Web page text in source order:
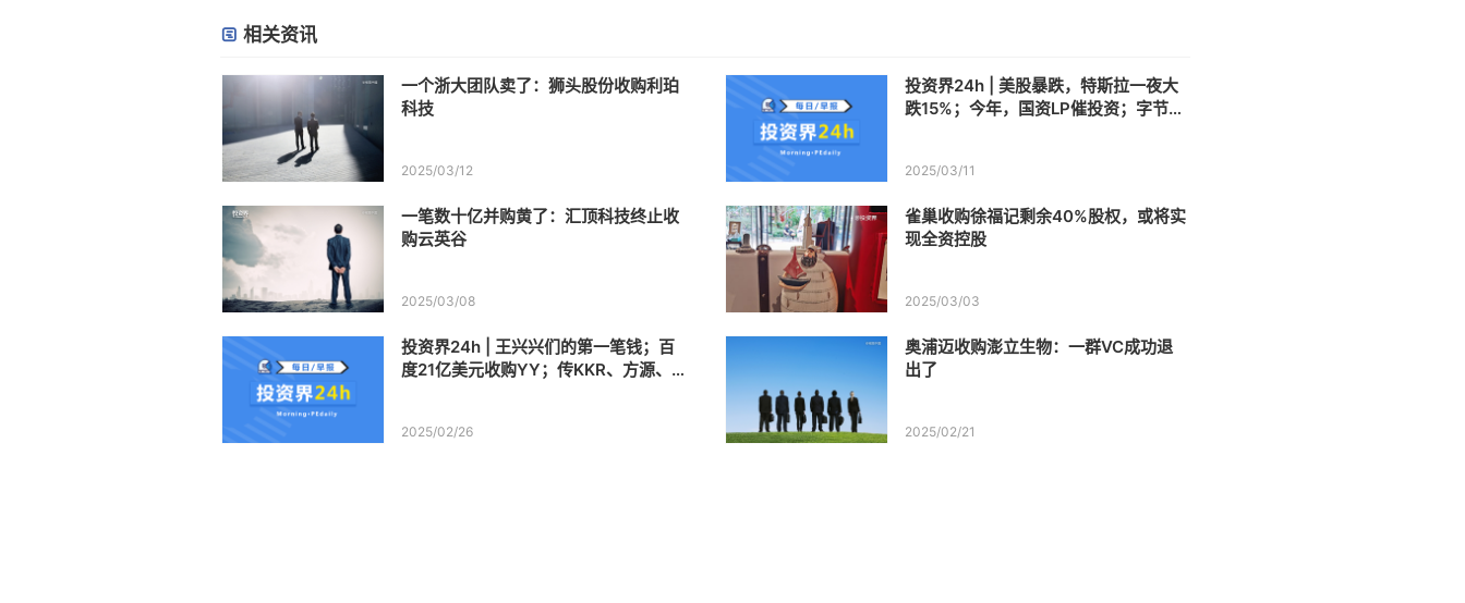
相关资讯
一个浙大团队卖了：狮头股份收购利珀
科技
2025/03/12
投资界24h | 美股暴跌，特斯拉一夜大
跌15%；今年，国资LP催投资；字节去
2025/03/11
一笔数十亿并购黄了：汇顶科技终止收
购云英谷
2025/03/08
雀巢收购徐福记剩余40%股权，或将实
现全资控股
2025/03/03
投资界24h | 王兴兴们的第一笔钱；百
度21亿美元收购YY；传KKR、方源、P
2025/02/26
奥浦迈收购澎立生物：一群VC成功退
出了
2025/02/21